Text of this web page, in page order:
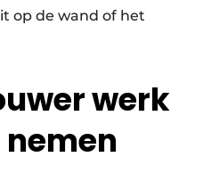
op de wand of het
werk